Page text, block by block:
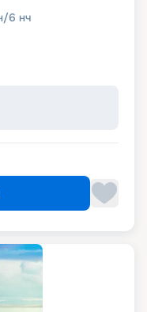
/6 нч